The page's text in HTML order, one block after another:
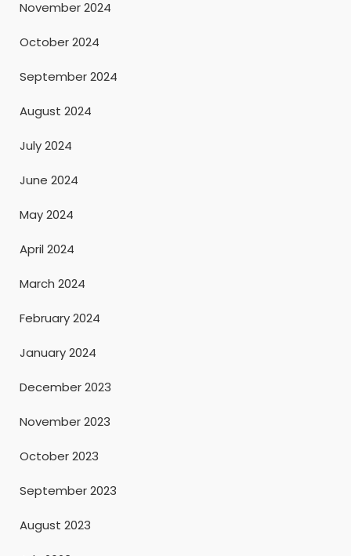
November 2024
October 2024
September 2024
August 2024
July 2024
June 2024
May 2024
April 2024
March 2024
February 2024
January 2024
December 2023
November 2023
October 2023
September 2023
August 2023